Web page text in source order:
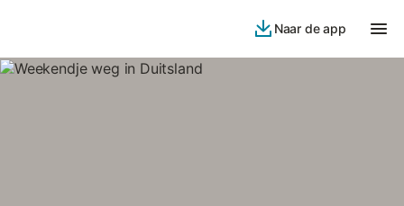
Naar de app